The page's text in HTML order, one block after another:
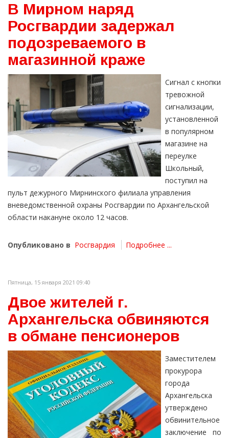
В Мирном наряд
Росгвардии задержал
подозреваемого в
магазинной краже
Сигнал с кнопки
тревожной
сигнализации,
установленной
в популярном
магазине на
переулке
Школьный,
поступил на
пульт дежурного Мирнинского филиала управления
вневедомственной охраны Росгвардии по Архангельской
области накануне около 12 часов.
Опубликовано в Росгвардия Подробнее ...
Пятница, 15 января 2021 09:40
Двое жителей г.
Архангельска обвиняются
в обмане пенсионеров
Заместителем
прокурора
города
Архангельска
утверждено
обвинительное
заключение по